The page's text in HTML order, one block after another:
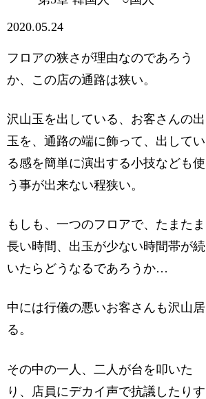
2020.05.24
フロアの狭さが理由なのであろう
か、この店の通路は狭い。
沢山玉を出している、お客さんの出
玉を、通路の端に飾って、出してい
る感を簡単に演出する小技なども使
う事が出来ない程狭い。
もしも、一つのフロアで、たまたま
長い時間、出玉が少ない時間帯が続
いたらどうなるであろうか…
中には行儀の悪いお客さんも沢山居
る。
その中の一人、二人が台を叩いた
り、店員にデカイ声で抗議したりす